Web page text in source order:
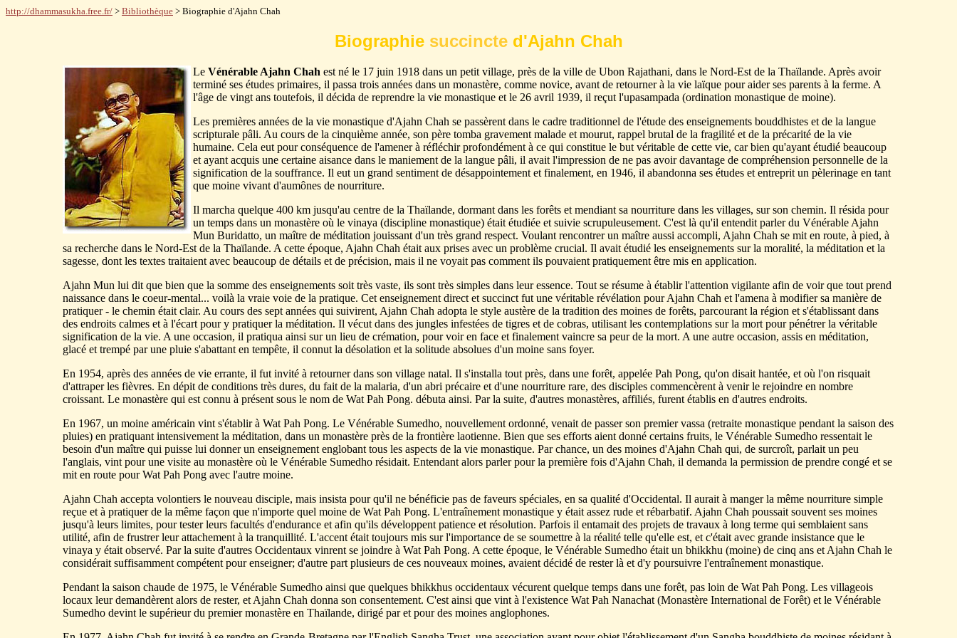
http://dhammasukha.free.fr/ > Bibliothèque > Biographie d'Ajahn Chah
Biographie succincted'Ajahn Chah
Le Vénérable Ajahn Chah est né le 17 juin 1918 dans un petit village, près de la ville de Ubon Rajathani, dans le Nord-Est de la Thaïlande. Après avoir
terminé ses études primaires, il passa trois années dans un monastère, comme novice, avant de retourner à la vie laïque pour aider ses parents à la ferme. A
l'âge de vingt ans toutefois, il décida de reprendre la vie monastique et le 26 avril 1939, il reçut l'upasampada (ordination monastique de moine).
Les premières années de la vie monastique d'Ajahn Chah se passèrent dans le cadre traditionnel de l'étude des enseignements bouddhistes et de la langue
scripturale pâli. Au cours de la cinquième année, son père tomba gravement malade et mourut, rappel brutal de la fragilité et de la précarité de la vie
humaine. Cela eut pour conséquence de l'amener à réfléchir profondément à ce qui constitue le but véritable de cette vie, car bien qu'ayant étudié beaucoup
et ayant acquis une certaine aisance dans le maniement de la langue pâli, il avait l'impression de ne pas avoir davantage de compréhension personnelle de la
signification de la souffrance. Il eut un grand sentiment de désappointement et finalement, en 1946, il abandonna ses études et entreprit un pèlerinage en tant
que moine vivant d'aumônes de nourriture.
Il marcha quelque 400 km jusqu'au centre de la Thaïlande, dormant dans les forêts et mendiant sa nourriture dans les villages, sur son chemin. Il résida pour
un temps dans un monastère où le vinaya (discipline monastique) était étudiée et suivie scrupuleusement. C'est là qu'il entendit parler du Vénérable Ajahn
Mun Buridatto, un maître de méditation jouissant d'un très grand respect. Voulant rencontrer un maître aussi accompli, Ajahn Chah se mit en route, à pied, à
sa recherche dans le Nord-Est de la Thaïlande. A cette époque, Ajahn Chah était aux prises avec un problème crucial. Il avait étudié les enseignements sur la moralité, la méditation et la
sagesse, dont les textes traitaient avec beaucoup de détails et de précision, mais il ne voyait pas comment ils pouvaient pratiquement être mis en application.
Ajahn Mun lui dit que bien que la somme des enseignements soit très vaste, ils sont très simples dans leur essence. Tout se résume à établir l'attention vigilante afin de voir que tout prend
naissance dans le coeur-mental... voilà la vraie voie de la pratique. Cet enseignement direct et succinct fut une véritable révélation pour Ajahn Chah et l'amena à modifier sa manière de
pratiquer - le chemin était clair. Au cours des sept années qui suivirent, Ajahn Chah adopta le style austère de la tradition des moines de forêts, parcourant la région et s'établissant dans
des endroits calmes et à l'écart pour y pratiquer la méditation. Il vécut dans des jungles infestées de tigres et de cobras, utilisant les contemplations sur la mort pour pénétrer la véritable
signification de la vie. A une occasion, il pratiqua ainsi sur un lieu de crémation, pour voir en face et finalement vaincre sa peur de la mort. A une autre occasion, assis en méditation,
glacé et trempé par une pluie s'abattant en tempête, il connut la désolation et la solitude absolues d'un moine sans foyer.
En 1954, après des années de vie errante, il fut invité à retourner dans son village natal. Il s'installa tout près, dans une forêt, appelée Pah Pong, qu'on disait hantée, et où l'on risquait
d'attraper les fièvres. En dépit de conditions très dures, du fait de la malaria, d'un abri précaire et d'une nourriture rare, des disciples commencèrent à venir le rejoindre en nombre
croissant. Le monastère qui est connu à présent sous le nom de Wat Pah Pong. débuta ainsi. Par la suite, d'autres monastères, affiliés, furent établis en d'autres endroits.
En 1967, un moine américain vint s'établir à Wat Pah Pong. Le Vénérable Sumedho, nouvellement ordonné, venait de passer son premier vassa (retraite monastique pendant la saison des
pluies) en pratiquant intensivement la méditation, dans un monastère près de la frontière laotienne. Bien que ses efforts aient donné certains fruits, le Vénérable Sumedho ressentait le
besoin d'un maître qui puisse lui donner un enseignement englobant tous les aspects de la vie monastique. Par chance, un des moines d'Ajahn Chah qui, de surcroît, parlait un peu
l'anglais, vint pour une visite au monastère où le Vénérable Sumedho résidait. Entendant alors parler pour la première fois d'Ajahn Chah, il demanda la permission de prendre congé et se
mit en route pour Wat Pah Pong avec l'autre moine.
Ajahn Chah accepta volontiers le nouveau disciple, mais insista pour qu'il ne bénéficie pas de faveurs spéciales, en sa qualité d'Occidental. Il aurait à manger la même nourriture simple
reçue et à pratiquer de la même façon que n'importe quel moine de Wat Pah Pong. L'entraînement monastique y était assez rude et rébarbatif. Ajahn Chah poussait souvent ses moines
jusqu'à leurs limites, pour tester leurs facultés d'endurance et afin qu'ils développent patience et résolution. Parfois il entamait des projets de travaux à long terme qui semblaient sans
utilité, afin de frustrer leur attachement à la tranquillité. L'accent était toujours mis sur l'importance de se soumettre à la réalité telle qu'elle est, et c'était avec grande insistance que le
vinaya y était observé. Par la suite d'autres Occidentaux vinrent se joindre à Wat Pah Pong. A cette époque, le Vénérable Sumedho était un bhikkhu (moine) de cinq ans et Ajahn Chah le
considérait suffisamment compétent pour enseigner; d'autre part plusieurs de ces nouveaux moines, avaient décidé de rester là et d'y poursuivre l'entraînement monastique.
Pendant la saison chaude de 1975, le Vénérable Sumedho ainsi que quelques bhikkhus occidentaux vécurent quelque temps dans une forêt, pas loin de Wat Pah Pong. Les villageois
locaux leur demandèrent alors de rester, et Ajahn Chah donna son consentement. C'est ainsi que vint à l'existence Wat Pah Nanachat (Monastère International de Forêt) et le Vénérable
Sumedho devint le supérieur du premier monastère en Thaïlande, dirigé par et pour des moines anglophones.